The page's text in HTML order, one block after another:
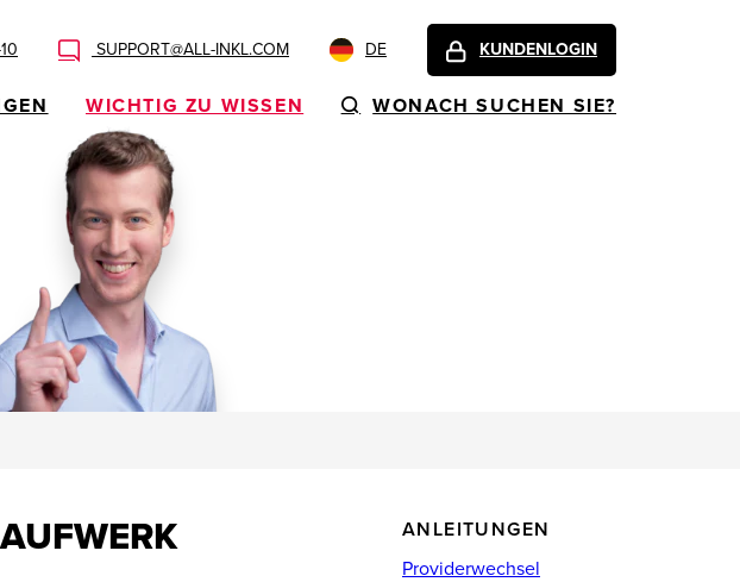
SUPPORT@ALL-INKL.COM DE KUNDENLOGIN
WICHTIG ZU WISSEN WONACH SUCHEN SIE?
ANLEITUNGEN
Providerwechsel